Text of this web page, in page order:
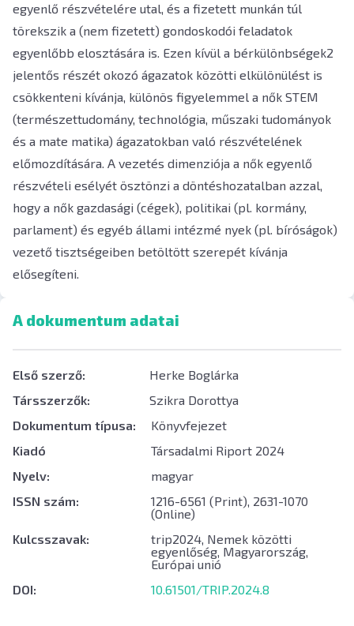
egyenlő részvételére utal, és a fizetett munkán túl
törekszik a (nem fizetett) gondoskodói feladatok
egyenlőbb elosztására is. Ezen kívül a bérkülönbségek2
jelentős részét okozó ágazatok közötti elkülönülést is
csökkenteni kívánja, különös figyelemmel a nők STEM
(természettudomány, technológia, műszaki tudományok
és a mate matika) ágazatokban való részvételének
előmozdítására. A vezetés dimenziója a nők egyenlő
részvételi esélyét ösztönzi a döntéshozatalban azzal,
hogy a nők gazdasági (cégek), politikai (pl. kormány,
parlament) és egyéb állami intézmé nyek (pl. bíróságok)
vezető tisztségeiben betöltött szerepét kívánja
elősegíteni.
A dokumentum adatai
Első szerző:
Herke Boglárka
Társszerzők:
Szikra Dorottya
Dokumentum típusa:
Könyvfejezet
Kiadó
Társadalmi Riport 2024
Nyelv:
magyar
ISSN szám:
1216-6561 (Print), 2631-1070
(Online)
Kulcsszavak:
trip2024, Nemek közötti
egyenlőség, Magyarország,
Európai unió
DOI:
10.61501/TRIP.2024.8